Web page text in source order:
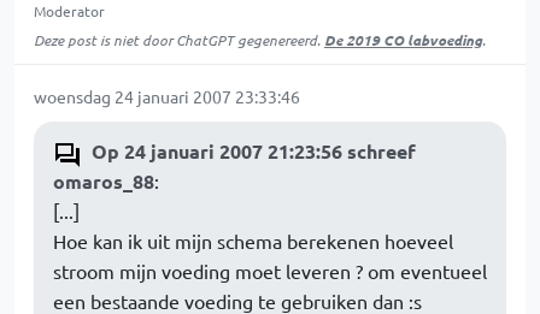
Moderator
Deze post is niet door ChatGPT gegenereerd. De 2019 CO labvoeding.
woensdag 24 januari 2007 23:33:46
Op 24 januari 2007 21:23:56 schreef
omaros_88:
[...]
Hoe kan ik uit mijn schema berekenen hoeveel
stroom mijn voeding moet leveren ? om eventueel
een bestaande voeding te gebruiken dan :s